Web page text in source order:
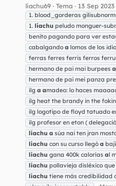
liachu69 Tema 13 Sep 2023
1. blood_gorderas
1. liachu peludo monguer-
benito pagando para ver
cabalgando a lomos de los
ferras ferres ferris ferros
hermano de pai mai burpees a
hermano de pai mei panza
ilg a amadeo: lo haces
ilg heat the brandy in the
ilg logotipo de floyd tatuado
ilg profesor en eton (
liachu a súa nai ten jran
liachu con su curso llegó a
liachu gana 400k calorías al
liachu pollavieja disléxico
liachu tiene más credibilidad